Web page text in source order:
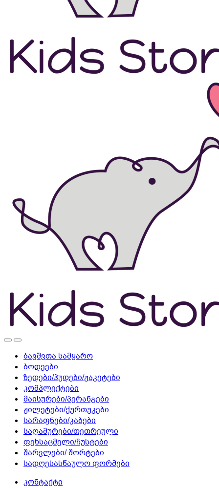
ბავშვთა სამყარო
ბოდეები
ზედები/ჰუდები/ჟაკეტები
კომპლექტები
მაისურები/პერანგები
ჟილეტები/ქურთუკები
სარაფნები/კაბები
საღამურები/თეთრეული
ფეხსაცმელი/ჩუსტები
შარვლები/ შორტები
სადღესასწაულო ფორმები
კონტაქტი